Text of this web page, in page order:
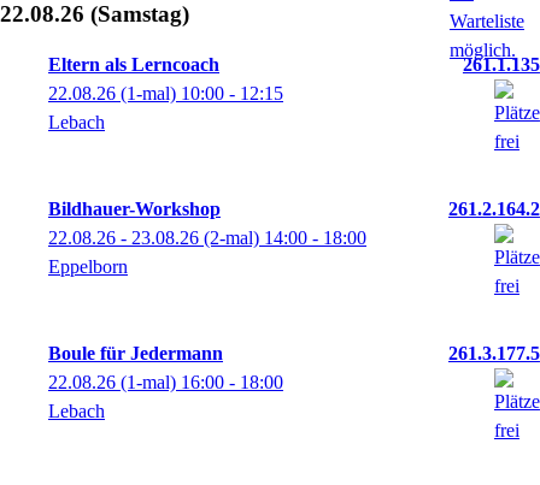
22.08.26 (Samstag)
Eltern als Lerncoach
261.1.135
22.08.26 (1-mal) 10:00 - 12:15
Lebach
Bildhauer-Workshop
261.2.164.2
22.08.26 - 23.08.26 (2-mal) 14:00 - 18:00
Eppelborn
Boule für Jedermann
261.3.177.5
22.08.26 (1-mal) 16:00 - 18:00
Lebach